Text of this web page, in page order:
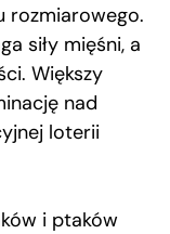
rozmiarowego.
siły mięśni, a
Większy
nad
loterii
i ptaków